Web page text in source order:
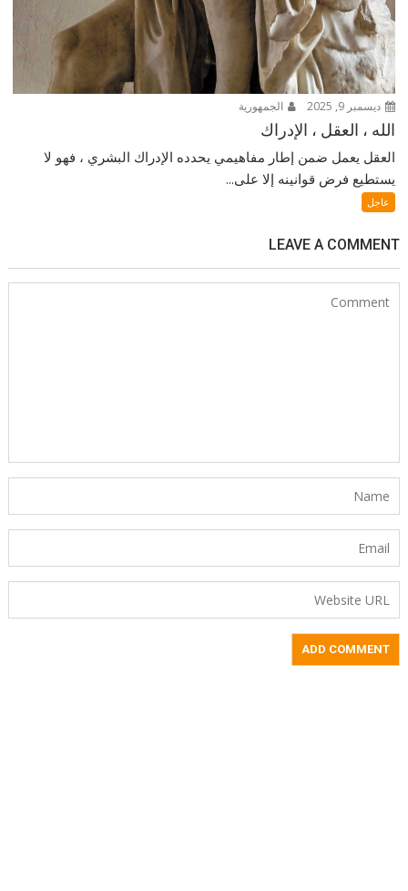
ديسمبر 9, 2025 الجمهورية
الله ، العقل ، الإدراك
العقل يعمل ضمن إطار مفاهيمي يحدده الإدراك البشري ، فهو لا
يستطيع فرض قوانينه إلا على...
عاجل
LEAVE A COMMENT